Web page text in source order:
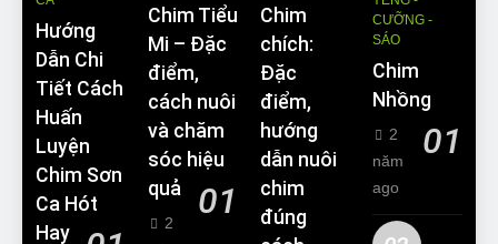
Hướng
Dẫn Chi
Tiết Cách
Huấn
Luyện
Chim Sơn
Ca Hót
Hay
Chim Tiểu
Mi – Đặc
điểm,
cách nuôi
và chăm
sóc hiệu
quả
01
2
Chim
chích:
Đặc
điểm,
hướng
dẫn nuôi
chim
đúng
CƯỠNG -
SÁO
Chim
Nhồng
01
2
năm
ago